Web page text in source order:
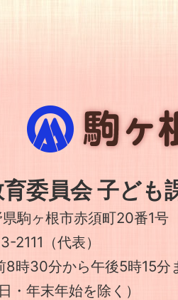
委員会 子ども
駒ヶ根市赤須町20番1号
（代表）
8時30分から午後5時15分
・年末年始を除く）